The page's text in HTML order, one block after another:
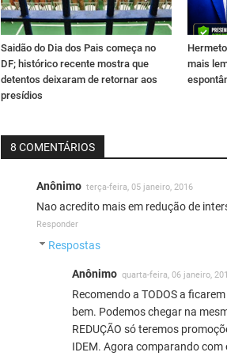
Saidão do Dia dos Pais começa no
DF; histórico recente mostra que
detentos deixaram de retornar aos
presídios
mais
8 COMENTÁRIOS
Anônimo terça-feira, 05 janeiro, 2016
Nao acredito mais em redução de
Responder
Respostas
Anônimo quarta-feira, 06 janeiro,
Recomendo a TODOS a
bem. Podemos chegar na
REDUÇÃO só teremos
IDEM. Agora comparando